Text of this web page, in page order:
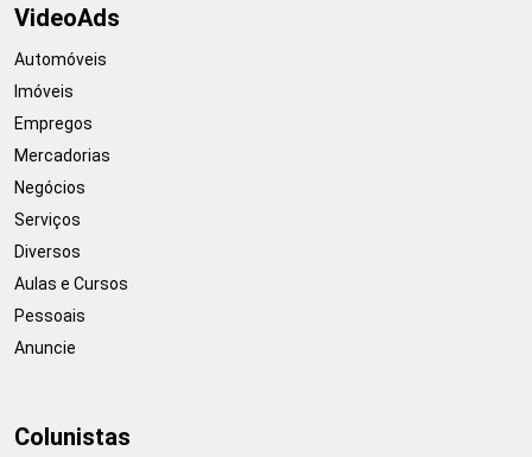
VideoAds
Automóveis
Imóveis
Empregos
Mercadorias
Negócios
Serviços
Diversos
Aulas e Cursos
Pessoais
Anuncie
Colunistas